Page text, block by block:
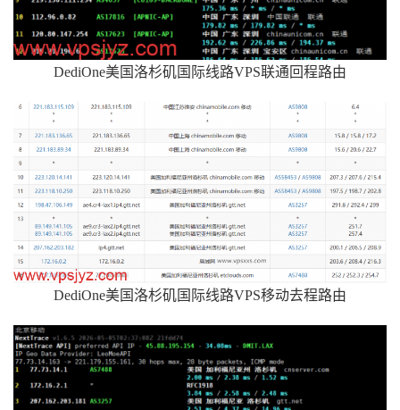
DediOne美国洛杉矶国际线路VPS联通回程路由
DediOne美国洛杉矶国际线路VPS移动去程路由